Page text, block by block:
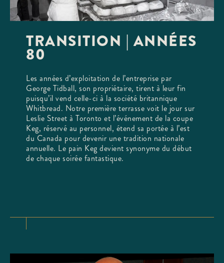
TRANSITION | ANNÉES
80
Les années d’exploitation de l’entreprise par
George Tidball, son propriétaire, tirent à leur fin
puisqu’il vend celle-ci à la société britannique
Whitbread. Notre première terrasse voit le jour sur
Leslie Street à Toronto et l’événement de la coupe
Keg, réservé au personnel, étend sa portée à l’est
du Canada pour devenir une tradition nationale
annuelle. Le pain Keg devient synonyme du début
de chaque soirée fantastique.